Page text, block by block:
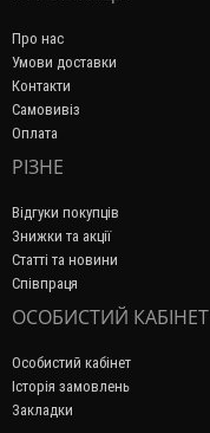
Про нас
Умови доставки
Контакти
Самовивіз
Оплата
РІЗНЕ
Відгуки покупців
Знижки та акції
Статті та новини
Співпраця
ОСОБИСТИЙ КАБІНЕТ
Особистий кабінет
Історія замовлень
Закладки